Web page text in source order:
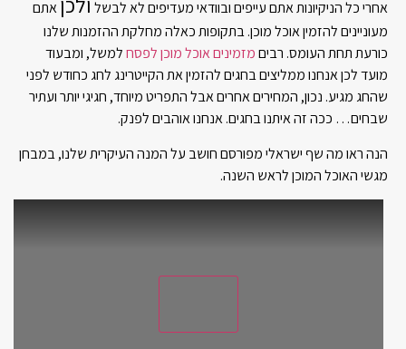
אחרי כל הניקיונות אתם עייפים ובוודאי מעדיפים לא לבשל
אתם
מעוניינים להזמין אוכל מוכן. בתקופות כאלה מחלקת ההזמנות שלנו
כורעת תחת העומס. רביםמזמינים אוכל מוכן לפסחלמשל, ומבעוד
מועד לכן אנחנו ממליצים בחגים להזמין את הקייטרינג לחג כחודש לפני
שהחג מגיע. נכון, המחירים אחרים אבל התפריט מיוחד, חגיגי יותר ועתיר
שבחים… ככה זה איתנו בחגים. אנחנו אוהבים לפנק.
הנה ראו מה שף ישראלי מפורסם חושב על המנה העיקרית שלנו, במבחן
מגשי האוכל המוכן לראש השנה.